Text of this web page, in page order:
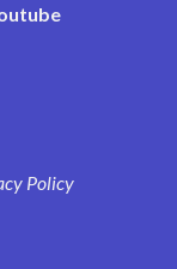
Policy